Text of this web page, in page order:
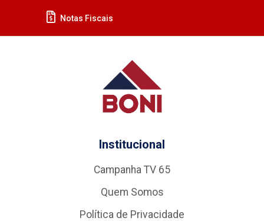
Notas Fiscais
Institucional
Campanha TV 65
Quem Somos
Política de Privacidade